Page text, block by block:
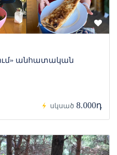
անհատական
սկսած 8.000դ